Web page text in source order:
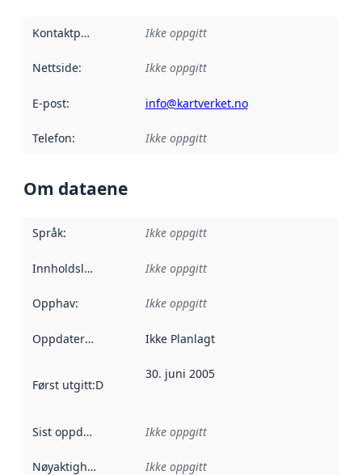
Kontaktpunkt Ikke oppgitt
Nettside: Ikke oppgitt
E-post: info@kartverket.no
Telefon: Ikke oppgitt
Om dataene
Språk: Ikke oppgitt
Innholdsleverandører :
Ikke oppgitt
Opphav: Ikke oppgitt
Oppdateringsfrekvens :
Ikke Planlagt
Først utgitt:Denne datoen sier når dataene i dette
30. juni 2005
Sist oppdatert Ikke oppgitt
Nøyaktighet Ikke oppgitt